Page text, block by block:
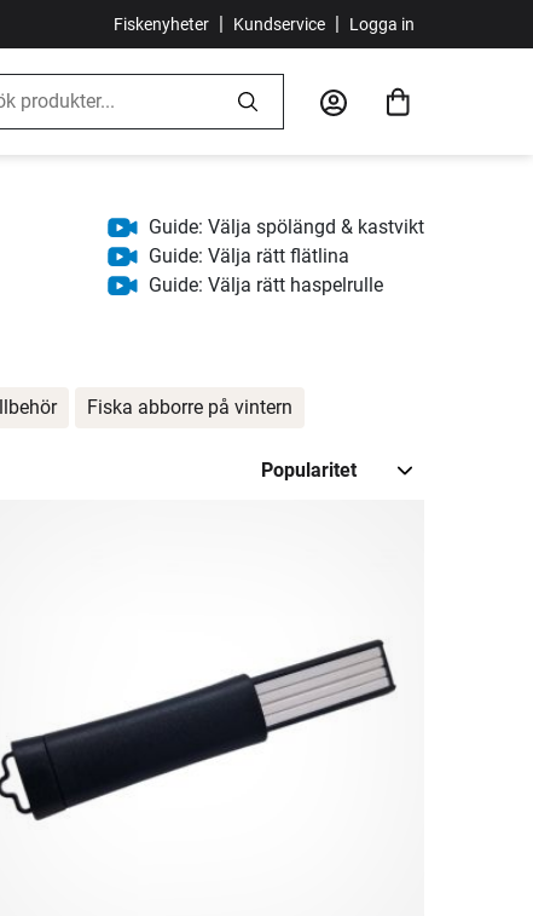
Fiskenyheter | Kundservice | Logga in
Guide: Välja spölängd & kastvikt
Guide: Välja rätt flätlina
Guide: Välja rätt haspelrulle
Fiska abborre på vintern